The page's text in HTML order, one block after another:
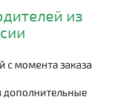
из
с момента заказа